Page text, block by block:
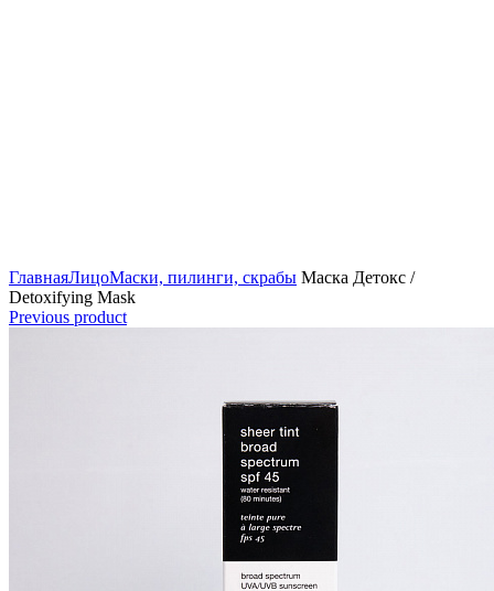
ГлавнаяЛицоМаски, пилинги, скрабы Маска Детокс /
Detoxifying Mask
Previous product